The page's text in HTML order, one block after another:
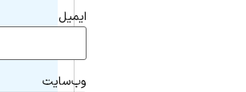
ایمیل
وب‌سایت